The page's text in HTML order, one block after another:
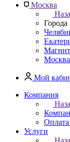
Москва
Города
Москва
Мой
Компания
Оплата
Услуги